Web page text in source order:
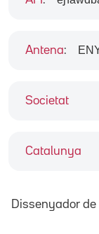
Societat
Catalunya
Antena:
Dissenyador